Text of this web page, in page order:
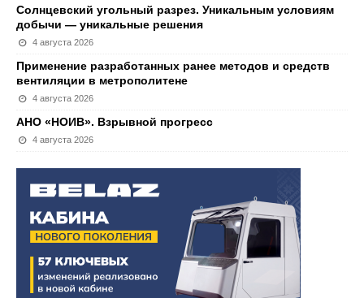
Солнцевский угольный разрез. Уникальным условиям
добычи — уникальные решения
4 августа 2026
Применение разработанных ранее методов и средств
вентиляции в метрополитене
4 августа 2026
АНО «НОИВ». Взрывной прогресс
4 августа 2026